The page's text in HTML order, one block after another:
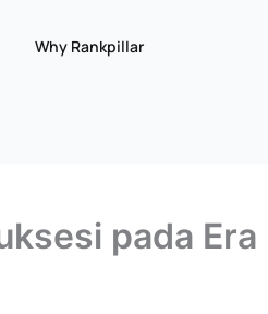
Why Rankpillar
pada